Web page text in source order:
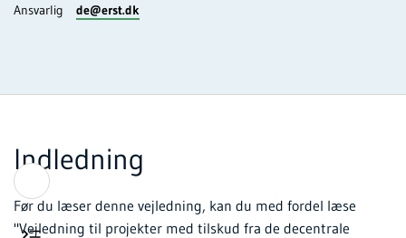
Ansvarlig de@erst.dk
Indledning
Før du læser denne vejledning, kan du med fordel læse
"Vejledning til projekter med tilskud fra de decentrale